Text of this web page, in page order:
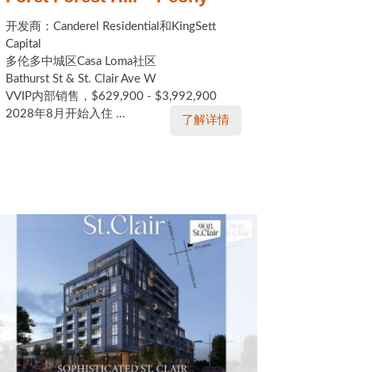
开发商：Canderel Residential和KingSett
Capital
多伦多中城区Casa Loma社区
Bathurst St & St. Clair Ave W
VVIP内部销售，$629,900 - $3,992,900
2028年8月开始入住 ...
了解详情